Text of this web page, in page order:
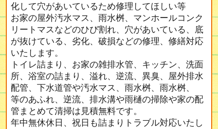
化して穴があいているため修理してほしい等
お家の屋外汚水マス、雨水桝、マンホールコンク
リートマスなどのひび割れ、穴があいている、底
が抜けている、劣化、破損などの修理、修繕対応
いたします。
トイレ詰まり、お家の雑排水管、キッチン、洗面
所、浴室の詰まり、溢れ、逆流、異臭、屋外排水
配管、下水道管や汚水マス、雨水桝、雨水桝、
等のあふれ、逆流、排水溝や雨樋の掃除や家の配
管まとめて清掃は見積無料です。
年中無休休日、祝日も詰まりトラブル対応いたし